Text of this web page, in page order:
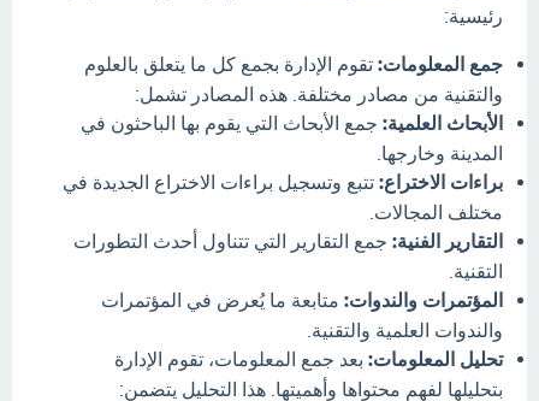
رئيسية:
جمع المعلومات: تقوم الإدارة بجمع كل ما يتعلق بالعلوم
والتقنية من مصادر مختلفة. هذه المصادر تشمل:
الأبحاث العلمية: جمع الأبحاث التي يقوم بها الباحثون في
المدينة وخارجها.
براءات الاختراع: تتبع وتسجيل براءات الاختراع الجديدة في
مختلف المجالات.
التقارير الفنية: جمع التقارير التي تتناول أحدث التطورات
التقنية.
المؤتمرات والندوات: متابعة ما يُعرض في المؤتمرات
والندوات العلمية والتقنية.
تحليل المعلومات: بعد جمع المعلومات، تقوم الإدارة
بتحليلها لفهم محتواها وأهميتها. هذا التحليل يتضمن: